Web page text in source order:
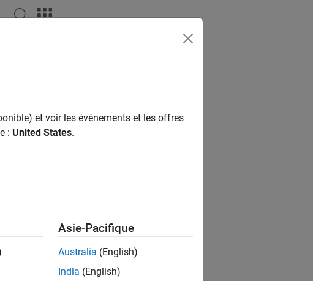
information?et voir les événements et les offres
: United States.
Asie-Pacifique
Australia (English)
India (English)